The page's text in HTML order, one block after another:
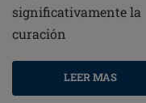
significativamente la
curación
LEER MAS